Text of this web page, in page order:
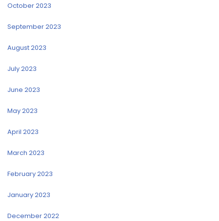
October 2023
September 2023
August 2023
July 2023
June 2023
May 2023
April 2023
March 2023
February 2023
January 2023
December 2022